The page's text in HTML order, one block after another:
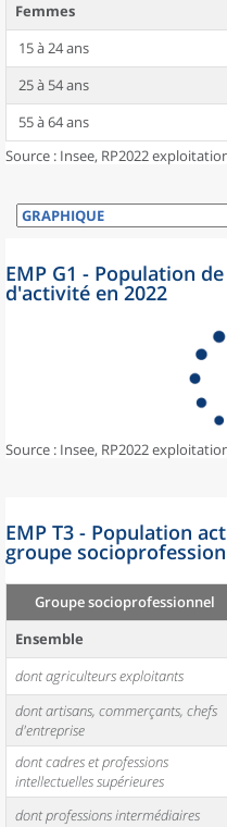
Femmes
15 à 24 ans
25 à 54 ans
55 à 64 ans
Source : Insee, RP2022
EMP G1 - Population
d'activité en 2022
Source : Insee, RP2022
EMP T3 - Population
groupe
Groupe socioprofessionnel
Ensemble
dont agriculteurs exploitants
dont artisans, commerçants, chefs
d'entreprise
dont cadres et professions
intellectuelles supérieures
dont professions intermédiaires